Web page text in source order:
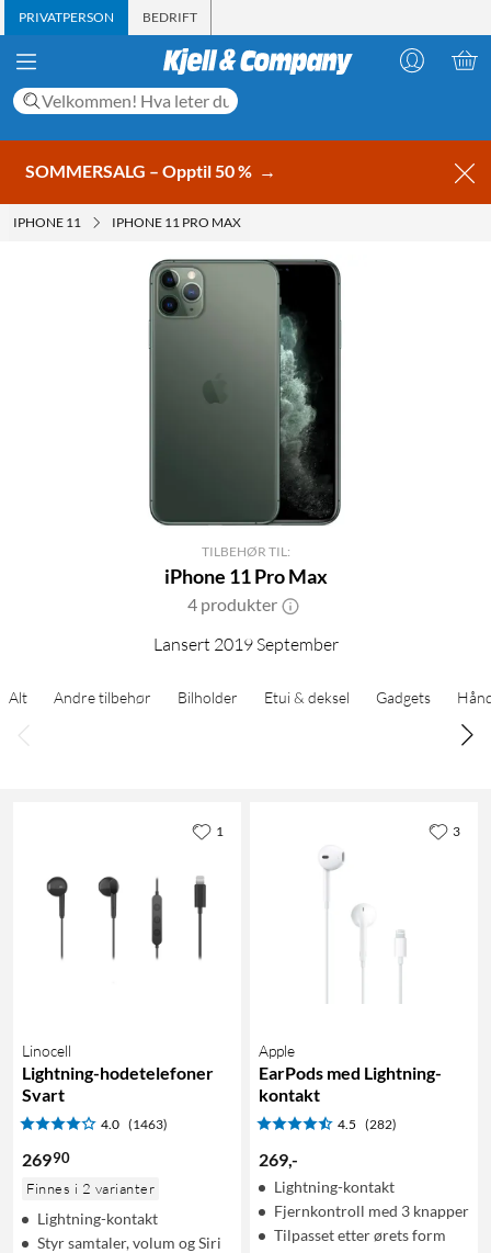
PRIVATPERSON BEDRIFT
SOMMERSALG – Opptil 50 % →
IPHONE 11 IPHONE 11 PRO MAX
TILBEHØR TIL:
iPhone 11 Pro Max
4 produkter
Lansert 2019 September
Alt Andre tilbehør Bilholder Etui & deksel Gadgets
Linocell
Lightning-hodetelefoner
Svart
4.0 (1463)
26990
Finnes i 2 varianter
Lightning-kontakt
Styr samtaler, volum og Siri
1
Apple
EarPods med Lightning-
kontakt
4.5 (282)
269,-
Lightning-kontakt
Fjernkontroll med 3 knapper
Tilpasset etter ørets form
3